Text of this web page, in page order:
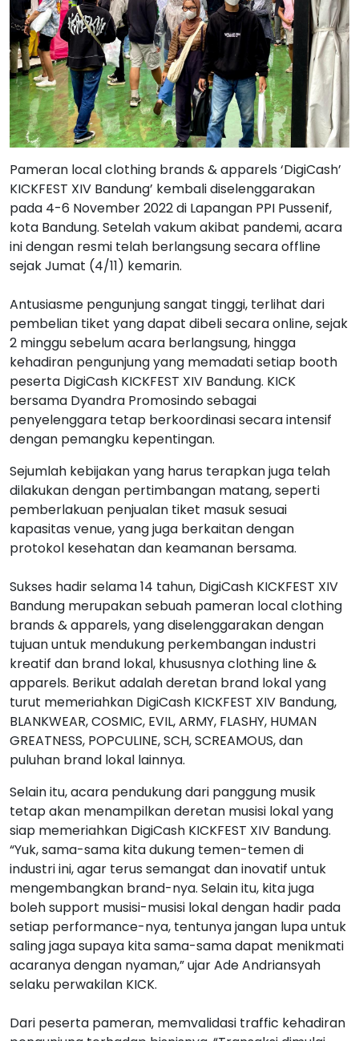
Pameran local clothing brands & apparels ‘DigiCash’
KICKFEST XIV Bandung’ kembali diselenggarakan
pada 4-6 November 2022 di Lapangan PPI Pussenif,
kota Bandung. Setelah vakum akibat pandemi, acara
ini dengan resmi telah berlangsung secara offline
sejak Jumat (4/11) kemarin.
Antusiasme pengunjung sangat tinggi, terlihat dari
pembelian tiket yang dapat dibeli secara online, sejak
2 minggu sebelum acara berlangsung, hingga
kehadiran pengunjung yang memadati setiap booth
peserta DigiCash KICKFEST XIV Bandung. KICK
bersama Dyandra Promosindo sebagai
penyelenggara tetap berkoordinasi secara intensif
dengan pemangku kepentingan.
Sejumlah kebijakan yang harus terapkan juga telah
dilakukan dengan pertimbangan matang, seperti
pemberlakuan penjualan tiket masuk sesuai
kapasitas venue, yang juga berkaitan dengan
protokol kesehatan dan keamanan bersama.
Sukses hadir selama 14 tahun, DigiCash KICKFEST XIV
Bandung merupakan sebuah pameran local clothing
brands & apparels, yang diselenggarakan dengan
tujuan untuk mendukung perkembangan industri
kreatif dan brand lokal, khususnya clothing line &
apparels. Berikut adalah deretan brand lokal yang
turut memeriahkan DigiCash KICKFEST XIV Bandung,
BLANKWEAR, COSMIC, EVIL, ARMY, FLASHY, HUMAN
GREATNESS, POPCULINE, SCH, SCREAMOUS, dan
puluhan brand lokal lainnya.
Selain itu, acara pendukung dari panggung musik
tetap akan menampilkan deretan musisi lokal yang
siap memeriahkan DigiCash KICKFEST XIV Bandung.
“Yuk, sama-sama kita dukung temen-temen di
industri ini, agar terus semangat dan inovatif untuk
mengembangkan brand-nya. Selain itu, kita juga
boleh support musisi-musisi lokal dengan hadir pada
setiap performance-nya, tentunya jangan lupa untuk
saling jaga supaya kita sama-sama dapat menikmati
acaranya dengan nyaman,” ujar Ade Andriansyah
selaku perwakilan KICK.
Dari peserta pameran, memvalidasi traffic kehadiran